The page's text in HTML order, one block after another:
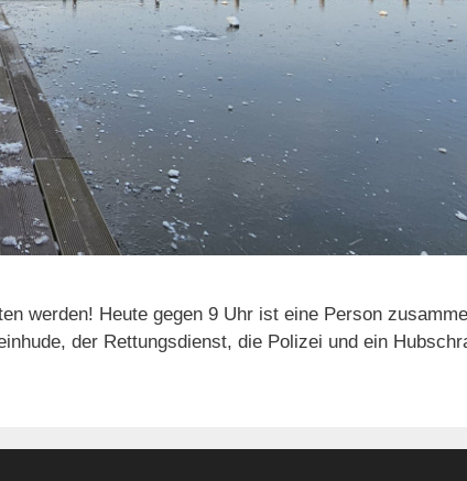
werden! Heute gegen 9 Uhr ist eine Person
der Rettungsdienst, die Polizei und ein